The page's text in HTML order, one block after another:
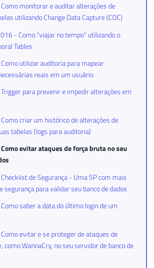
monitorar e auditar alterações de
utilizando Change Data Capture (CDC)
- Como "viajar no tempo" utilizando o
Tables
utilizar auditoria para mapear
reais em um usuário
para prevenir e impedir alterações em
criar um histórico de alterações de
tabelas (logs para auditoria)
evitar ataques de força bruta no seu
de Segurança - Uma SP com mais
segurança para validar seu banco de dados
saber a data do último login de um
evitar e se proteger de ataques de
como WannaCry, no seu servidor de banco de